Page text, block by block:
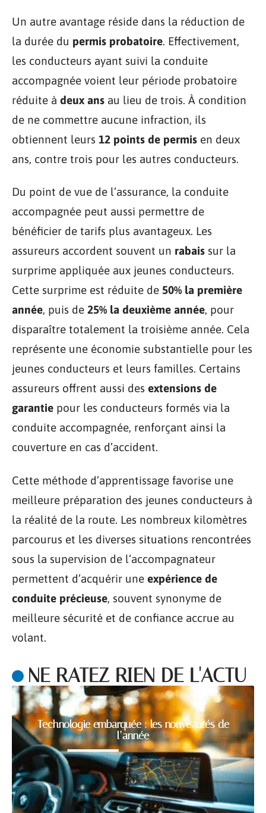
Un autre avantage réside dans la réduction de
la durée du permis probatoire. Effectivement,
les conducteurs ayant suivi la conduite
accompagnée voient leur période probatoire
réduite à deux ans au lieu de trois. À condition
de ne commettre aucune infraction, ils
obtiennent leurs 12 points de permis en deux
ans, contre trois pour les autres conducteurs.
Du point de vue de l’assurance, la conduite
accompagnée peut aussi permettre de
bénéficier de tarifs plus avantageux. Les
assureurs accordent souvent un rabais sur la
surprime appliquée aux jeunes conducteurs.
Cette surprime est réduite de 50% la première
année, puis de 25% la deuxième année, pour
disparaître totalement la troisième année. Cela
représente une économie substantielle pour les
jeunes conducteurs et leurs familles. Certains
assureurs offrent aussi des extensions de
garantie pour les conducteurs formés via la
conduite accompagnée, renforçant ainsi la
couverture en cas d’accident.
Cette méthode d’apprentissage favorise une
meilleure préparation des jeunes conducteurs à
la réalité de la route. Les nombreux kilomètres
parcourus et les diverses situations rencontrées
sous la supervision de l’accompagnateur
permettent d’acquérir une expérience de
conduite précieuse, souvent synonyme de
meilleure sécurité et de confiance accrue au
volant.
NE RATEZ RIEN DE L'ACTU
Technologie embarquée : les nouveautés de
l’année